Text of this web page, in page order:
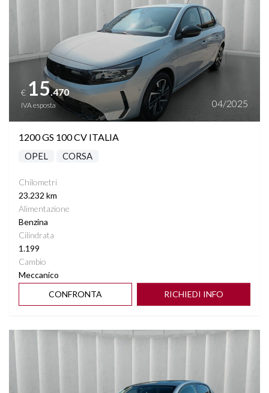
€ 15.470
IVA esposta 04/2025
1200 GS 100 CV ITALIA
OPEL CORSA
Chilometri
23.232 km
Alimentazione
Benzina
Cilindrata
1.199
Cambio
Meccanico
CONFRONTA
RICHIEDI INFO
Vedi dettagli